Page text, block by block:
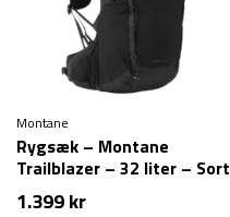
Montane
Rygsæk – Montane
Trailblazer – 32 liter – Sort
1.399kr